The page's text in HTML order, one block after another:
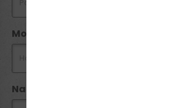
Mobil *
Nachricht